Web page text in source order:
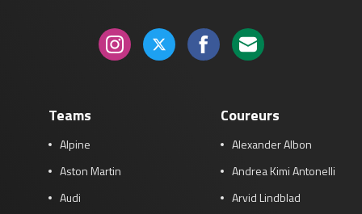
Teams
Alpine
Aston Martin
Audi
Coureurs
Alexander Albon
Andrea Kimi Antonelli
Arvid Lindblad